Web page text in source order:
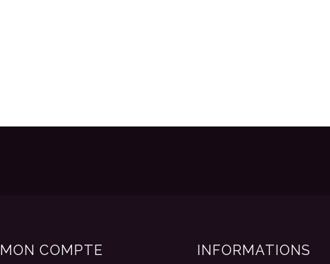
MON COMPTE INFORMATIONS